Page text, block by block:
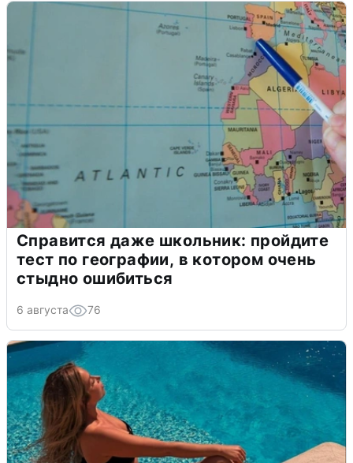
Справится даже школьник: пройдите
тест по географии, в котором очень
стыдно ошибиться
6 августа 76